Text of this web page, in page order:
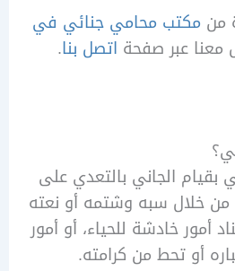
محامي جنائي في
صفحةاتصل بنا .
بالتعدي على
سبه وشتمه أو نعته
للحياء، أو أمور
من كرامته.